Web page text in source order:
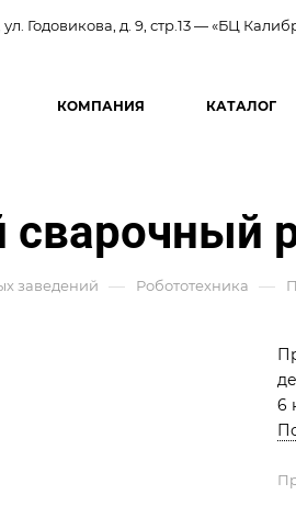
ул. Годовикова, д. 9, стр.13 — «БЦ
КОМПАНИЯ КАТАЛОГ
заведений — Робототехника —
6